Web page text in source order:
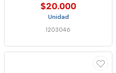
$20.000
Unidad
1203046